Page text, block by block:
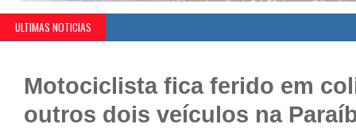
ULTIMAS NOTICIAS
Motociclista fica ferido em
outros dois veículos na